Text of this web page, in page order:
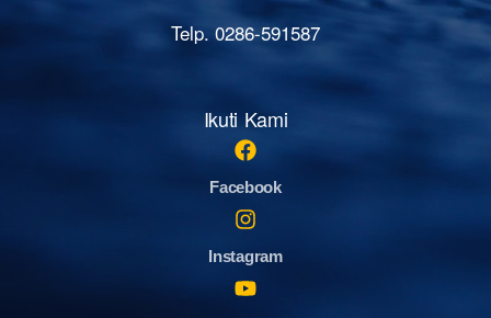
Telp. 0286-591587
Ikuti Kami
Facebook
Instagram